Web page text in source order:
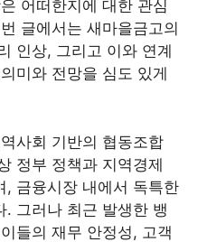
어떠한지에 대한 관심
글에서는 새마을금고의
인상, 그리고 이와 연계
미와 전망을 심도 있게
사회 기반의 협동조합
정부 정책과 지역경제
, 금융시장 내에서 독특한
. 그러나 최근 발생한 뱅
들의 재무 안정성, 고객